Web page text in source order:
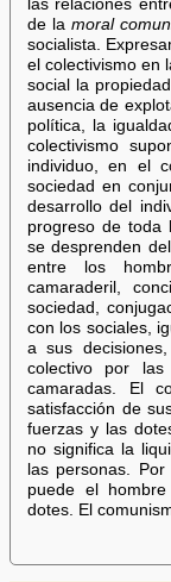
las relaciones
de la moral
socialista.
el colectivismo en
social la
ausencia de
política, la
colectivismo
individuo, en el
sociedad en
desarrollo del
progreso de toda
se desprenden
entre los
camaraderil,
sociedad,
con los sociales,
a sus
colectivo por
camaradas. El
satisfacción de
fuerzas y las
no significa la
las personas.
puede el
dotes. El